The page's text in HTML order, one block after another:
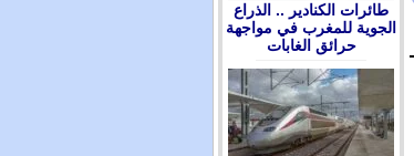
طائرات الكنادير .. الذراع
الجوية للمغرب في مواجهة
حرائق الغابات